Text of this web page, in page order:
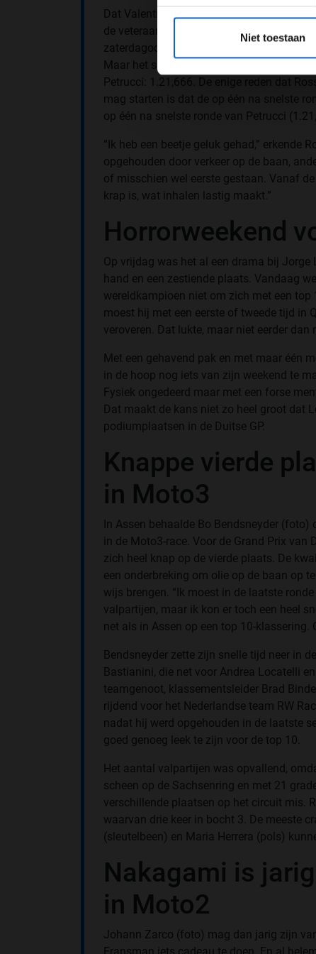
Niet toestaan
Dat Valentino Rossi vanaf de eerste rij
de veteraan met zijn Yamaha op de
zaterdagochtend, probeerde Rossi een
Maar het scheelde letterlijk niets: Rossi
Petrucci: 1.21,666. De enige reden dat
mag starten is dat de op één na snelste
op één na snelste ronde van Petrucci
“Ik heb een beetje geluk gehad,” erkende
opgehouden door verkeer op de baan,
of misschien wel eerste gestaan. Vanaf
krap is, wat inhalen lastig maakt.”
Horrorweekend
Op vrijdag was het al een drama bij Jorge
hand en een zestiende plaats. Vandaag
wereldkampioen niet om zich met een
moest hij met een eerste of tweede tijd in
veroveren. Dat lukte, maar niet eerder
Met een gehavend pak en met maar één
in de hoop nog iets van zijn weekend te
Fysiek ongedeerd maar met een forse
Dat maakt de kans niet zo heel groot dat
podiumplaatsen in de Duitse GP.
Knappe vierde
in Moto3
In Assen behaalde Bo Bendsneyder
in de Moto3-race. Voor de Grand Prix
zich heel knap op de vierde plaats. De
een onderbreking om olie op de baan op
wijs brengen. “Ik moest in de laatste
valpartijen, maar ik kon er toch een heel
net als in Assen op een top 10-klassering.
Bendsneyder zette zijn snelle tijd neer in
Bastianini, die net voor Andrea Locatelli
teamgenoot, klassementsleider Brad
rijdend voor het Nederlandse team RW
nadat hij werd opgehouden in de laatste
goed genoeg leek te zijn voor de top 10.
Het aantal valpartijen was opvallend,
scheen op de Sachsenring en met 21
verschillende plaatsen op het circuit mis.
waarvan drie keer in bocht 3. De meeste
(sleutelbeen) en Maria Herrera (pols)
Nakagami is
in Moto2
Johann Zarco (foto) mag dan jarig zijn
Fransman iets cadeau te doen. En al